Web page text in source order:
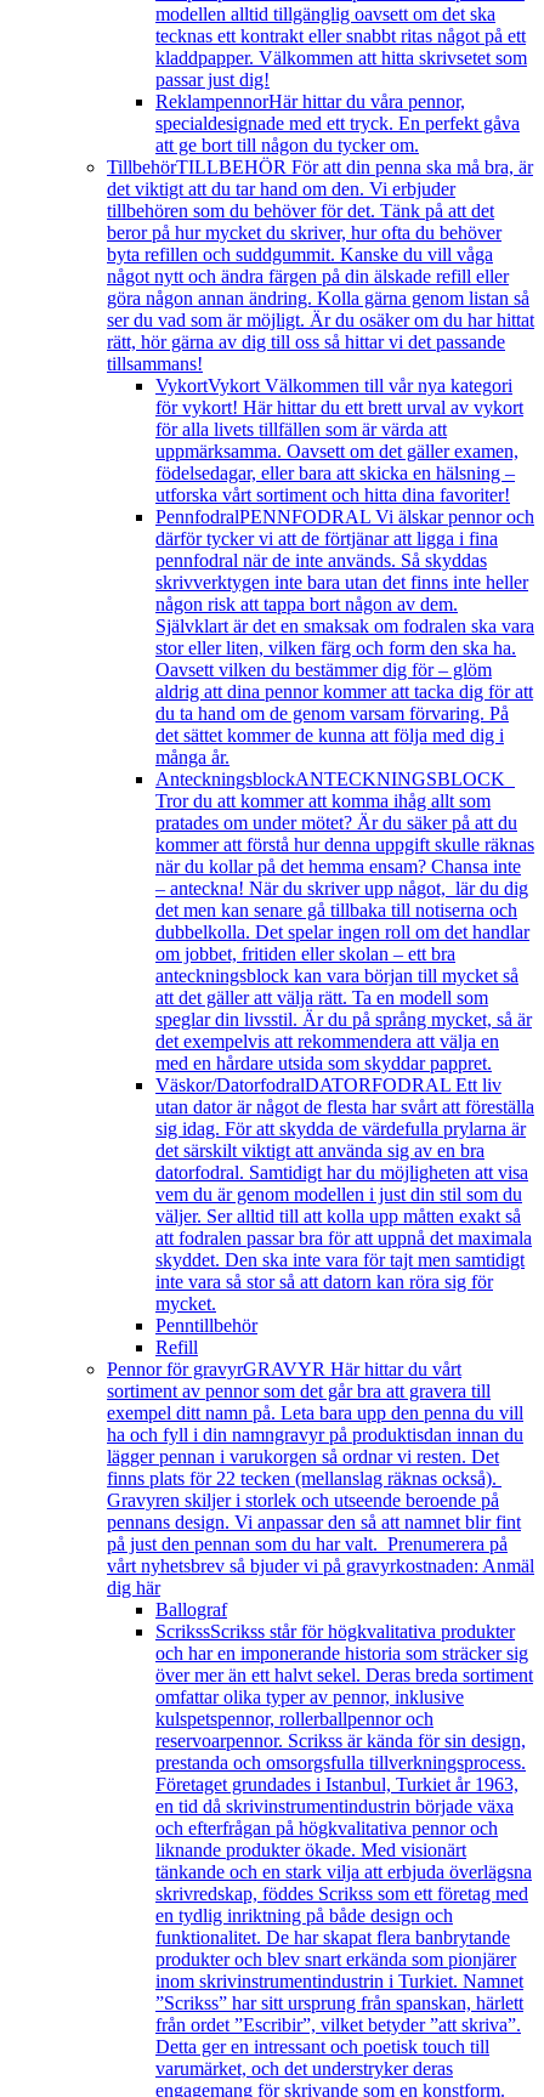
modellen alltid tillgänglig oavsett om det ska
tecknas ett kontrakt eller snabbt ritas något på ett
kladdpapper. Välkommen att hitta skrivsetet som
passar just dig!
ReklampennorHär hittar du våra pennor,
specialdesignade med ett tryck. En perfekt gåva
att ge bort till någon du tycker om.
TillbehörTILLBEHÖR För att din penna ska må bra, är
det viktigt att du tar hand om den. Vi erbjuder
tillbehören som du behöver för det. Tänk på att det
beror på hur mycket du skriver, hur ofta du behöver
byta refillen och suddgummit. Kanske du vill våga
något nytt och ändra färgen på din älskade refill eller
göra någon annan ändring. Kolla gärna genom listan så
ser du vad som är möjligt. Är du osäker om du har hittat
rätt, hör gärna av dig till oss så hittar vi det passande
tillsammans!
VykortVykort Välkommen till vår nya kategori
för vykort! Här hittar du ett brett urval av vykort
för alla livets tillfällen som är värda att
uppmärksamma. Oavsett om det gäller examen,
födelsedagar, eller bara att skicka en hälsning –
utforska vårt sortiment och hitta dina favoriter!
PennfodralPENNFODRAL Vi älskar pennor och
därför tycker vi att de förtjänar att ligga i fina
pennfodral när de inte används. Så skyddas
skrivverktygen inte bara utan det finns inte heller
någon risk att tappa bort någon av dem.
Självklart är det en smaksak om fodralen ska vara
stor eller liten, vilken färg och form den ska ha.
Oavsett vilken du bestämmer dig för – glöm
aldrig att dina pennor kommer att tacka dig för att
du ta hand om de genom varsam förvaring. På
det sättet kommer de kunna att följa med dig i
många år.
AnteckningsblockANTECKNINGSBLOCK
Tror du att kommer att komma ihåg allt som
pratades om under mötet? Är du säker på att du
kommer att förstå hur denna uppgift skulle räknas
när du kollar på det hemma ensam? Chansa inte
– anteckna! När du skriver upp något, lär du dig
det men kan senare gå tillbaka till notiserna och
dubbelkolla. Det spelar ingen roll om det handlar
om jobbet, fritiden eller skolan – ett bra
anteckningsblock kan vara början till mycket så
att det gäller att välja rätt. Ta en modell som
speglar din livsstil. Är du på språng mycket, så är
det exempelvis att rekommendera att välja en
med en hårdare utsida som skyddar pappret.
Väskor/DatorfodralDATORFODRAL Ett liv
utan dator är något de flesta har svårt att föreställa
sig idag. För att skydda de värdefulla prylarna är
det särskilt viktigt att använda sig av en bra
datorfodral. Samtidigt har du möjligheten att visa
vem du är genom modellen i just din stil som du
väljer. Ser alltid till att kolla upp måtten exakt så
att fodralen passar bra för att uppnå det maximala
skyddet. Den ska inte vara för tajt men samtidigt
inte vara så stor så att datorn kan röra sig för
mycket.
Penntillbehör
Refill
Pennor för gravyrGRAVYR Här hittar du vårt
sortiment av pennor som det går bra att gravera till
exempel ditt namn på. Leta bara upp den penna du vill
ha och fyll i din namngravyr på produktisdan innan du
lägger pennan i varukorgen så ordnar vi resten. Det
finns plats för 22 tecken (mellanslag räknas också).
Gravyren skiljer i storlek och utseende beroende på
pennans design. Vi anpassar den så att namnet blir fint
på just den pennan som du har valt. Prenumerera på
vårt nyhetsbrev så bjuder vi på gravyrkostnaden: Anmäl
dig här
Ballograf
ScrikssScrikss står för högkvalitativa produkter
och har en imponerande historia som sträcker sig
över mer än ett halvt sekel. Deras breda sortiment
omfattar olika typer av pennor, inklusive
kulspetspennor, rollerballpennor och
reservoarpennor. Scrikss är kända för sin design,
prestanda och omsorgsfulla tillverkningsprocess.
Företaget grundades i Istanbul, Turkiet år 1963,
en tid då skrivinstrumentindustrin började växa
och efterfrågan på högkvalitativa pennor och
liknande produkter ökade. Med visionärt
tänkande och en stark vilja att erbjuda överlägsna
skrivredskap, föddes Scrikss som ett företag med
en tydlig inriktning på både design och
funktionalitet. De har skapat flera banbrytande
produkter och blev snart erkända som pionjärer
inom skrivinstrumentindustrin i Turkiet. Namnet
”Scrikss” har sitt ursprung från spanskan, härlett
från ordet ”Escribir”, vilket betyder ”att skriva”.
Detta ger en intressant och poetisk touch till
varumärket, och det understryker deras
engagemang för skrivande som en konstform.